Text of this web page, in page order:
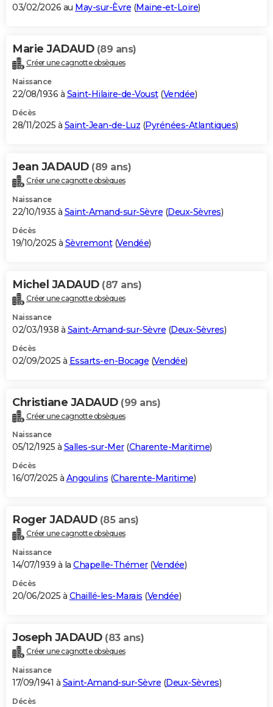
BONS PLANS
Carte de Noël
Carte Bonne année
Carte Saint-Valentin
Carte Pâques
Carte d'anniversaire
DICTIONNAIRE
Dictionnaire
Biographies
Citations
Expressions
Proverbes
PROGRAMME TV
S'inscrire
Se connecter
Lycées
Collèges
Primaires
Universités
Entreprises
Service militaire
Avis de recherche
AVIS DE DÉCÈS
Bricolage
Lifestyle
Culture
Sport
Auto
Television
Voyage
Cinema
03/02/2026 au May-sur-Èvre (Maine-et-Loire)
Marie JADAUD (89 ans)
Créer une cagnotte obsèques
Naissance
22/08/1936 à Saint-Hilaire-de-Voust(Vendée)
Décès
28/11/2025 à Saint-Jean-de-Luz (Pyrénées-Atlantiques)
Jean JADAUD (89 ans)
Créer une cagnotte obsèques
Naissance
22/10/1935 à Saint-Amand-sur-Sèvre (Deux-Sèvres)
Décès
19/10/2025 à Sèvremont(Vendée)
Michel JADAUD (87 ans)
Créer une cagnotte obsèques
Naissance
02/03/1938 à Saint-Amand-sur-Sèvre (Deux-Sèvres)
Décès
02/09/2025 à Essarts-en-Bocage (Vendée)
Christiane JADAUD (99 ans)
Créer une cagnotte obsèques
Naissance
05/12/1925 à Salles-sur-Mer(Charente-Maritime)
Décès
16/07/2025 à Angoulins (Charente-Maritime)
Roger JADAUD (85 ans)
Créer une cagnotte obsèques
Naissance
14/07/1939 à la Chapelle-Thémer(Vendée)
Décès
20/06/2025 à Chaillé-les-Marais (Vendée)
Joseph JADAUD (83 ans)
Créer une cagnotte obsèques
Naissance
17/09/1941 à Saint-Amand-sur-Sèvre (Deux-Sèvres)
Décès